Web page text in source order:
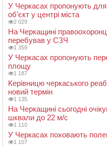
У Черкасах пропонують для
об’єкт у центрі міста
2 029
На Черкащині
перебував у СЗЧ
1 359
У Черкасах пропонують
площу
1 187
Керівницю черкаського
новий термін
1 135
На Черкащині сьогодні
шквали до 22 м/с
1 110
У Черкасах поховають
1 107